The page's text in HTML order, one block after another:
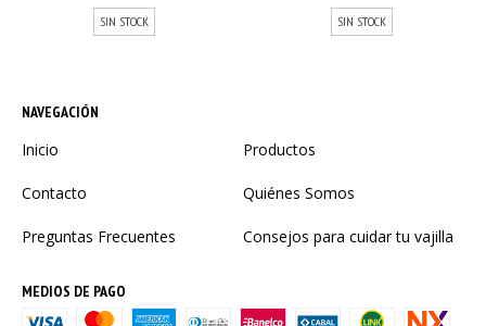
SIN STOCK SIN STOCK
NAVEGACIÓN
Inicio Productos
Contacto Quiénes Somos
Preguntas Frecuentes Consejos para cuidar tu vajilla
MEDIOS DE PAGO